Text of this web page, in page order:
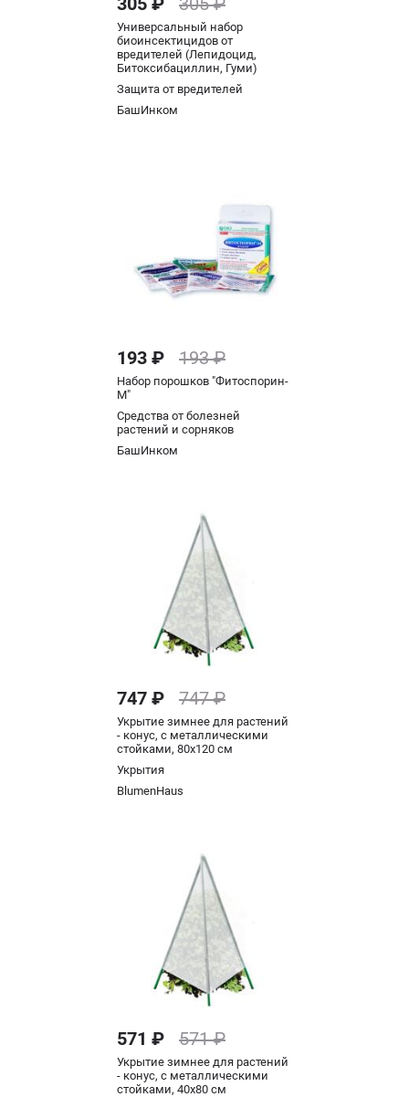
Универсальный набор
биоинсектицидов от
вредителей (Лепидоцид,
Битоксибациллин, Гуми)
Защита от вредителей
БашИнком
193 ₽ 193 ₽
Набор порошков "Фитоспорин-
М"
Средства от болезней
растений и сорняков
БашИнком
747 ₽ 747 ₽
Укрытие зимнее для растений
- конус, с металлическими
стойками, 80x120 cм
Укрытия
BlumenHaus
571 ₽ 571 ₽
Укрытие зимнее для растений
- конус, с металлическими
стойками, 40x80 cм